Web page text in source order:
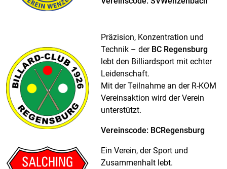
Präzision, Konzentration und
Technik – derBC Regensburg
lebt den Billiardsport mit echter
Leidenschaft.
Mit der Teilnahme an der R-KOM
Vereinsaktion wird der Verein
unterstützt.
Vereinscode: BCRegensburg
Ein Verein, der Sport und
Zusammenhalt lebt.